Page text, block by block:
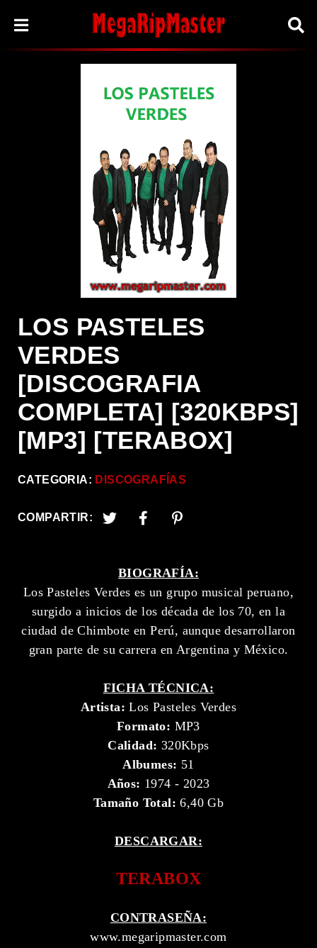
LOS PASTELES
VERDES
[DISCOGRAFIA
COMPLETA] [320KBPS]
[MP3] [TERABOX]
CATEGORIA: DISCOGRAFÍAS
COMPARTIR:
BIOGRAFÍA:
Los Pasteles Verdes es un grupo musical peruano,
surgido a inicios de los década de los 70, en la
ciudad de Chimbote en Perú, aunque desarrollaron
gran parte de su carrera en Argentina y México.
FICHA TÉCNICA:
Artista: Los Pasteles Verdes
Formato: MP3
Calidad: 320Kbps
Albumes: 51
Años: 1974 - 2023
Tamaño Total: 6,40 Gb
DESCARGAR:
TERABOX
CONTRASEÑA:
www.megaripmaster.com